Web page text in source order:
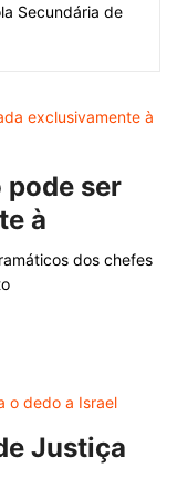
Secundária de
pode ser
à
dos chefes
Justiça